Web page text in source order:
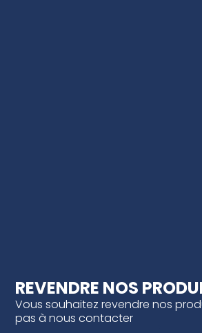
REVENDRE NOS
Vous souhaitez revendre nos
pas à nous contacter